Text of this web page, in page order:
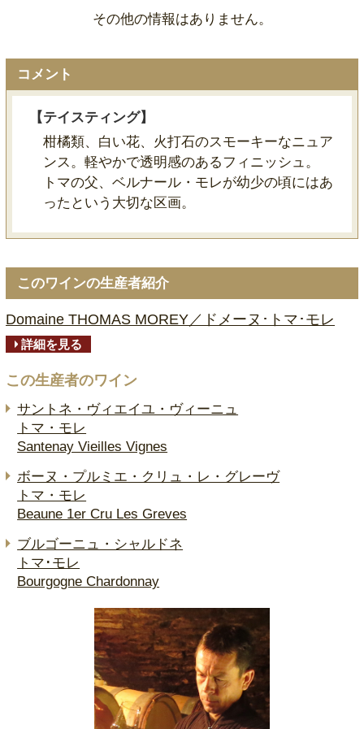
その他の情報はありません。
コメント
【テイスティング】
柑橘類、白い花、火打石のスモーキーなニュア
ンス。軽やかで透明感のあるフィニッシュ。
トマの父、ベルナール・モレが幼少の頃にはあ
ったという大切な区画。
このワインの生産者紹介
Domaine THOMAS MOREY／ドメーヌ･トマ･モレ
詳細を見る
この生産者のワイン
サントネ・ヴィエイユ・ヴィーニュ
トマ・モレ
Santenay Vieilles Vignes
ボーヌ・プルミエ・クリュ・レ・グレーヴ
トマ・モレ
Beaune 1er Cru Les Greves
ブルゴーニュ・シャルドネ
トマ･モレ
Bourgogne Chardonnay